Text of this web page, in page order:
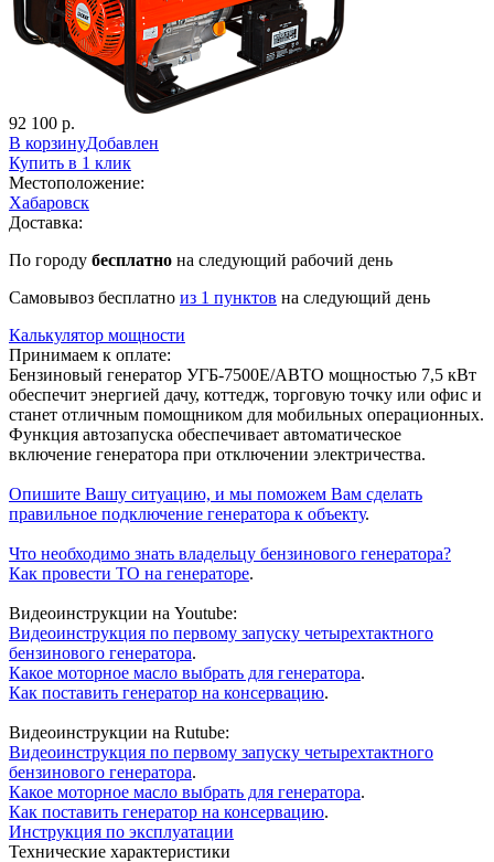
92 100 р.
В корзинуДобавлен
Купить в 1 клик
Местоположение:
Хабаровск
Доставка:
По городу бесплатно на следующий рабочий день
Cамовывоз бесплатно из 1 пунктов на следующий день
Калькулятор мощности
Принимаем к оплате:
Бензиновый генератор УГБ-7500Е/АВТО мощностью 7,5 кВт
обеспечит энергией дачу, коттедж, торговую точку или офис и
станет отличным помощником для мобильных операционных.
Функция автозапуска обеспечивает автоматическое
включение генератора при отключении электричества.
Опишите Вашу ситуацию, и мы поможем Вам сделать
правильное подключение генератора к объекту.
Что необходимо знать владельцу бензинового генератора?
Как провести ТО на генераторе.
Видеоинструкции на Youtube:
Видеоинструкция по первому запуску четырехтактного
бензинового генератора.
Какое моторное масло выбрать для генератора.
Как поставить генератор на консервацию.
Видеоинструкции на Rutube:
Видеоинструкция по первому запуску четырехтактного
бензинового генератора.
Какое моторное масло выбрать для генератора.
Как поставить генератор на консервацию.
Инструкция по эксплуатации
Технические характеристики